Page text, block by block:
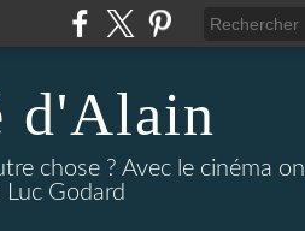
d'Alain
chose ? Avec le cinéma
Godard